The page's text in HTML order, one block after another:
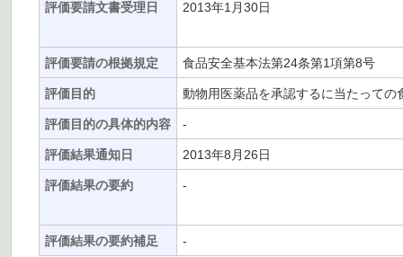
評価要請文書受理日 2013年1月30日
評価要請の根拠規定 食品安全基本法第24条第1項第8号
評価目的 動物用医薬品を承認するに当たっての
評価目的の具体的内容 -
評価結果通知日 2013年8月26日
評価結果の要約 -
評価結果の要約補足 -